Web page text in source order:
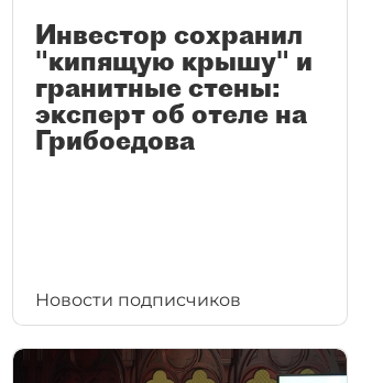
Инвестор сохранил
"кипящую крышу" и
гранитные стены:
эксперт об отеле на
Грибоедова
Новости подписчиков